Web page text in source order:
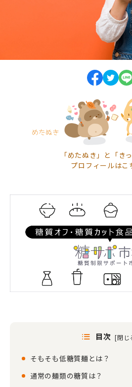
「めたぬき」と「き
プロフィールはこ
目次 [閉じ
そもそも低糖質麺とは？
通常の麺類の糖質は？